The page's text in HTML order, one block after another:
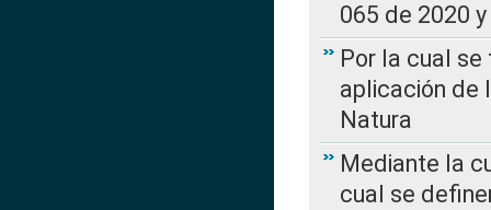
065 de 2020
Por la cual
aplicación de
Natura
Mediante la
cual se